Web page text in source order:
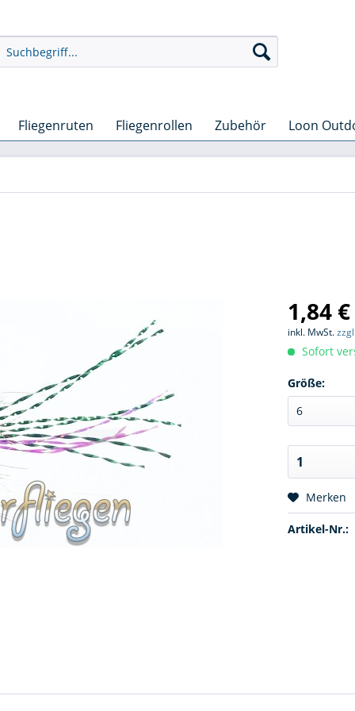
Fliegenruten Fliegenrollen Zubehör Loon
1,84
inkl. MwSt.
Sofort
Größe:
Merken
Artikel-Nr.: